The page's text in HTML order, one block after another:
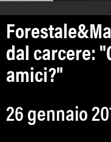
dal carcere:
amici?"
26 gennaio